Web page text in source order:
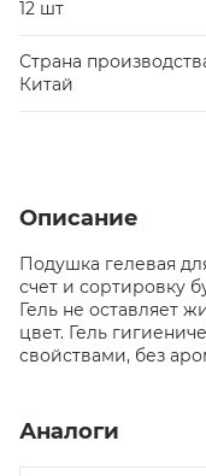
12 шт
Страна
Китай
Описание
Подушка гелевая
счет и сортировку
Гель не оставляет
цвет. Гель
свойствами, без
Аналоги